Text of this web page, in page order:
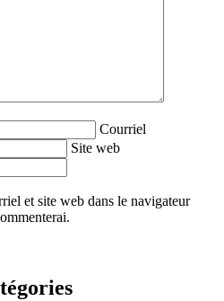
Courriel
Site web
et site web dans le navigateur